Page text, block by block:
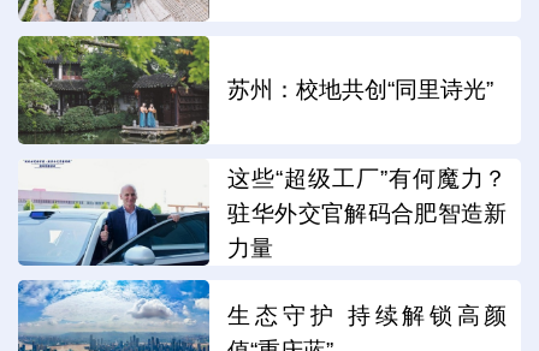
苏州：校地共创“同里诗光”
这些“超级工厂”有何魔力？
驻华外交官解码合肥智造新
力量
生态守护 持续解锁高颜